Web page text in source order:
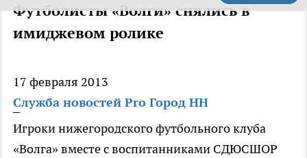
Футболисты «Волги» снялись в
имиджевом ролике
17 февраля 2013
Служба новостей Pro Город НН
Игроки нижегородского футбольного клуба
«Волга» вместе с воспитанниками СДЮСШОР